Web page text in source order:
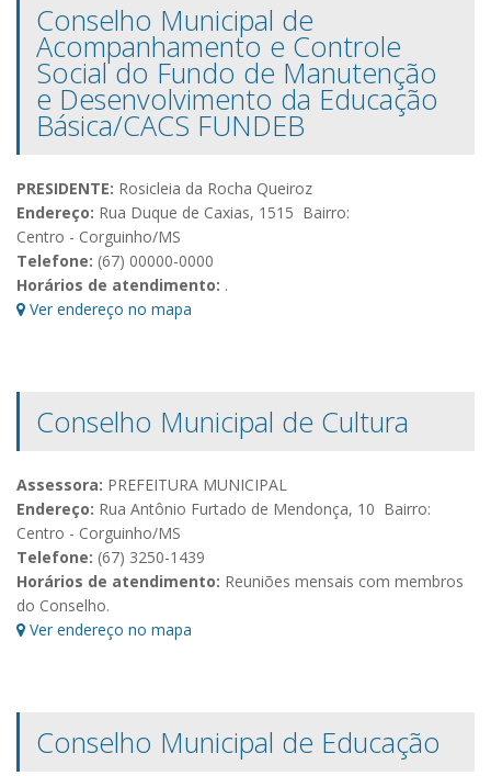
Conselho Municipal de
Acompanhamento e Controle
Social do Fundo de Manutenção
e Desenvolvimento da Educação
Básica/CACS FUNDEB
PRESIDENTE: Rosicleia da Rocha Queiroz
Endereço: Rua Duque de Caxias, 1515 Bairro:
Centro - Corguinho/MS
Telefone: (67) 00000-0000
Horários de atendimento: .
Ver endereço no mapa
Conselho Municipal de Cultura
Assessora: PREFEITURA MUNICIPAL
Endereço: Rua Antônio Furtado de Mendonça, 10 Bairro:
Centro - Corguinho/MS
Telefone: (67) 3250-1439
Horários de atendimento: Reuniões mensais com membros
do Conselho.
Ver endereço no mapa
Conselho Municipal de Educação